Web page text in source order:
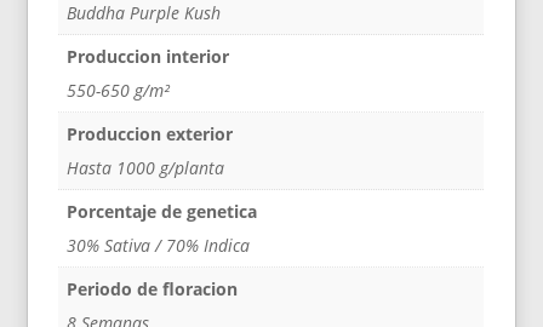
Buddha Purple Kush
Produccion interior
550-650 g/m²
Produccion exterior
Hasta 1000 g/planta
Porcentaje de genetica
30% Sativa / 70% Indica
Periodo de floracion